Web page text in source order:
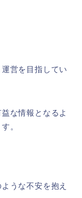
営を目指してい
な情報となるよ
。
うな不安を抱え